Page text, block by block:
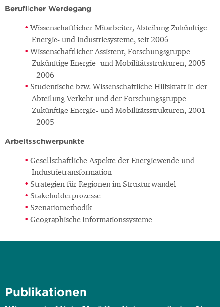
Beruflicher Werdegang
Wissenschaftlicher Mitarbeiter, Abteilung Zukünftige
Energie- und Industriesysteme, seit 2006
Wissenschaftlicher Assistent, Forschungsgruppe
Zukünftige Energie- und Mobilitätsstrukturen, 2005
- 2006
Studentische bzw. Wissenschaftliche Hilfskraft in der
Abteilung Verkehr und der Forschungsgruppe
Zukünftige Energie- und Mobilitätsstrukturen, 2001
- 2005
Arbeitsschwerpunkte
Gesellschaftliche Aspekte der Energiewende und
Industrietransformation
Strategien für Regionen im Strukturwandel
Stakeholderprozesse
Szenariomethodik
Geographische Informationssysteme
Publikationen